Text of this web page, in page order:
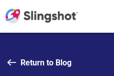
Return to Blog